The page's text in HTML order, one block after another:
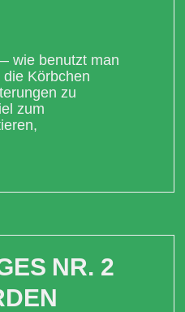
wie benutzt man
Körbchen
zu
zum
NR. 2